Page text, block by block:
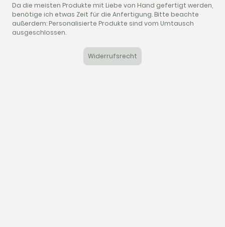
Da die meisten Produkte mit Liebe von Hand gefertigt werden,
benötige ich etwas Zeit für die Anfertigung. Bitte beachte
außerdem: Personalisierte Produkte sind vom Umtausch
ausgeschlossen.
Widerrufsrecht